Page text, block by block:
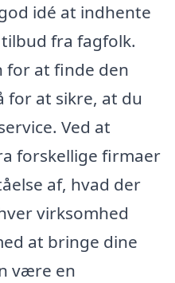
idé at indhente
fra fagfolk.
for at finde den
for at sikre, at du
Ved at
forskellige firmaer
af, hvad der
virksomhed
at bringe dine
være en